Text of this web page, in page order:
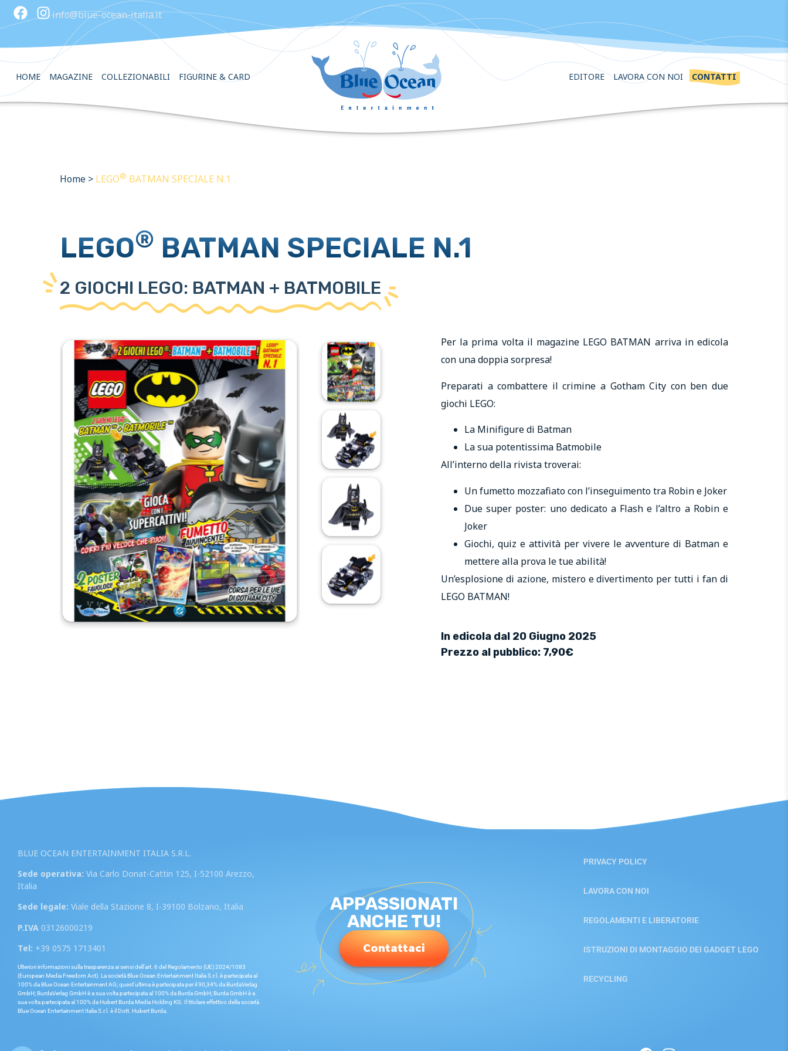
info@blue-ocean-italia.it
HOME MAGAZINE COLLEZIONABILI FIGURINE & CARD EDITORE LAVORA CON NOI CONTATTI
Home > LEGO® BATMAN SPECIALE N.1
LEGO® BATMAN SPECIALE N.1
2 GIOCHI LEGO: BATMAN + BATMOBILE
Per la prima volta il magazine LEGO BATMAN arriva in edicola
con una doppia sorpresa!
Preparati a combattere il crimine a Gotham City con ben due
giochi LEGO:
La Minifigure di Batman
La sua potentissima Batmobile
All’interno della rivista troverai:
Un fumetto mozzafiato con l’inseguimento tra Robin e Joker
Due super poster: uno dedicato a Flash e l’altro a Robin e
Joker
Giochi, quiz e attività per vivere le avventure di Batman e
mettere alla prova le tue abilità!
Un’esplosione di azione, mistero e divertimento per tutti i fan di
LEGO BATMAN!
In edicola dal 20 Giugno 2025
Prezzo al pubblico: 7,90€
BLUE OCEAN ENTERTAINMENT ITALIA S.R.L.
Sede operativa: Via Carlo Donat-Cattin 125, I-52100 Arezzo,
Italia
Sede legale: Viale della Stazione 8, I-39100 Bolzano, Italia
P.IVA 03126000219
Tel: +39 0575 1713401
Ulteriori informazioni sulla trasparenza ai sensi dell’art. 6 del Regolamento (UE) 2024/1083
(European Media Freedom Act). La società Blue Ocean Entertainment Italia S.r.l. è partecipata al
100% da Blue Ocean Entertainment AG; quest’ultima è partecipata per il 90,34% da BurdaVerlag
GmbH; BurdaVerlag GmbH è a sua volta partecipata al 100% da Burda GmbH; Burda GmbH è a
sua volta partecipata al 100% da Hubert Burda Media Holding KG. Il titolare effettivo della società
Blue Ocean Entertainment Italia S.r.l. è il Dott. Hubert Burda.
APPASSIONATI
ANCHE TU!
Contattaci
PRIVACY POLICY
LAVORA CON NOI
REGOLAMENTI E LIBERATORIE
ISTRUZIONI DI MONTAGGIO DEI GADGET LEGO
RECYCLING